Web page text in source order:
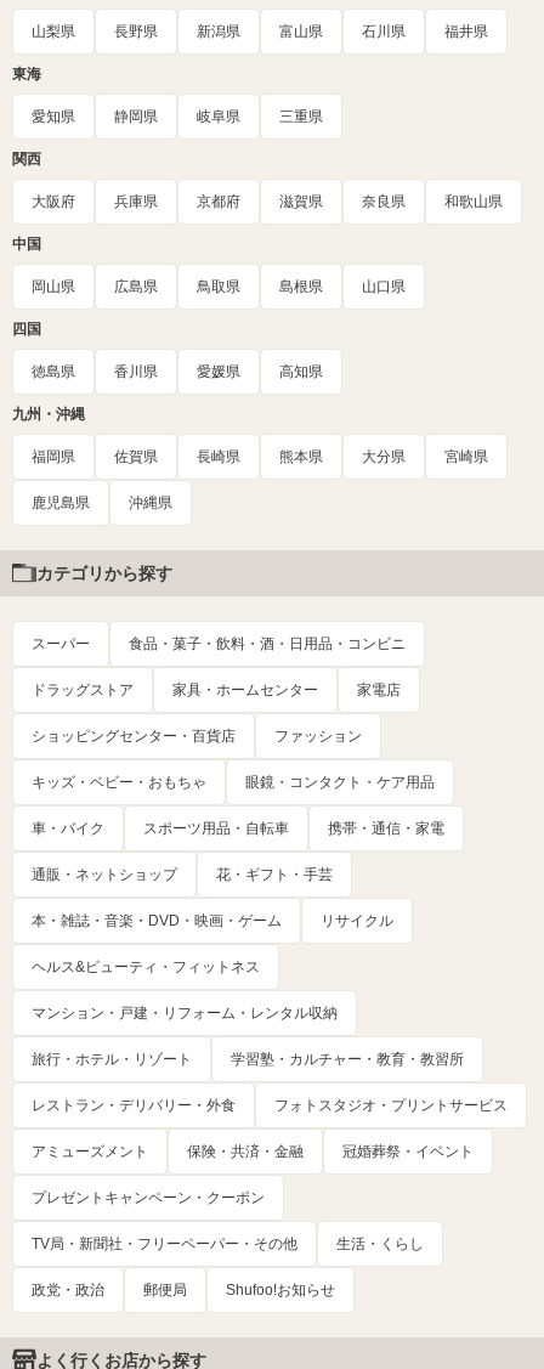
山梨県 長野県 新潟県 富山県 石川県 福井県
東海
愛知県 静岡県 岐阜県 三重県
関西
大阪府 兵庫県 京都府 滋賀県 奈良県 和歌山県
中国
岡山県 広島県 鳥取県 島根県 山口県
四国
徳島県 香川県 愛媛県 高知県
九州・沖縄
福岡県 佐賀県 長崎県 熊本県 大分県 宮崎県
鹿児島県 沖縄県
カテゴリから探す
スーパー 食品・菓子・飲料・酒・日用品・コンビニ
ドラッグストア 家具・ホームセンター 家電店
ショッピングセンター・百貨店 ファッション
キッズ・ベビー・おもちゃ 眼鏡・コンタクト・ケア用品
車・バイク スポーツ用品・自転車 携帯・通信・家電
通販・ネットショップ 花・ギフト・手芸
本・雑誌・音楽・DVD・映画・ゲーム リサイクル
ヘルス&ビューティ・フィットネス
マンション・戸建・リフォーム・レンタル収納
旅行・ホテル・リゾート 学習塾・カルチャー・教育・教習所
レストラン・デリバリー・外食 フォトスタジオ・プリントサービス
アミューズメント 保険・共済・金融 冠婚葬祭・イベント
プレゼントキャンペーン・クーポン
TV局・新聞社・フリーペーパー・その他 生活・くらし
政党・政治 郵便局 Shufoo!お知らせ
よく行くお店から探す